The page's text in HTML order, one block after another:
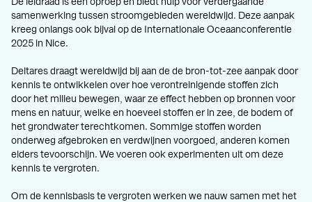
De leidraad is een oproep en biedt hulp voor verdergaande
samenwerking tussen stroomgebieden wereldwijd. Deze aanpak
kreeg onlangs ook bijval op de Internationale Oceaanconferentie
2025 in Nice.
Deltares draagt wereldwijd bij aan de de bron-tot-zee aanpak door
kennis te ontwikkelen over hoe verontreinigende stoffen zich
door het milieu bewegen, waar ze effect hebben op bronnen voor
mens en natuur, welke en hoeveel stoffen er in zee, de bodem of
het grondwater terechtkomen. Sommige stoffen worden
onderweg afgebroken en verdwijnen voorgoed, anderen komen
elders tevoorschijn. We voeren ook experimenten uit om deze
kennis te vergroten.
Om de kennisbasis te vergroten werken we nauw samen met het